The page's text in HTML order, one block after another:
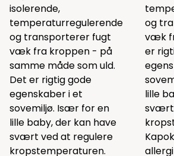
isolerende,
temperaturregulerende
og transporterer fugt
væk fra kroppen - på
samme måde som uld.
Det er rigtig gode
egenskaber i et
sovemiljø. Især for en
lille baby, der kan have
svært ved at regulere
kropstemperaturen.
og
væk
er
lille
svært